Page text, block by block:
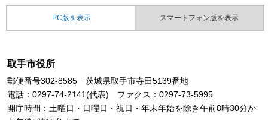
PC版を表示 スマートフォン版を表示
取手市役所
郵便番号302-8585 茨城県取手市寺田5139番地
電話：0297-74-2141(代表) ファクス：0297-73-5995
開庁時間：土曜日・日曜日・祝日・年末年始を除き午前8時30分か